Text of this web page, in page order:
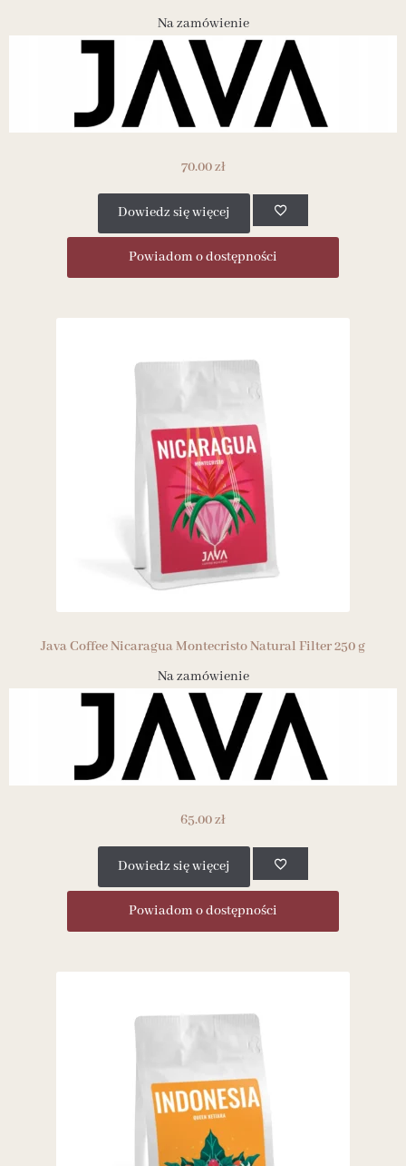
Na zamówienie
70.00zł
Dowiedz się więcej
Powiadom o dostępności
Java Coffee Nicaragua Montecristo Natural Filter 250 g
Na zamówienie
65.00zł
Dowiedz się więcej
Powiadom o dostępności